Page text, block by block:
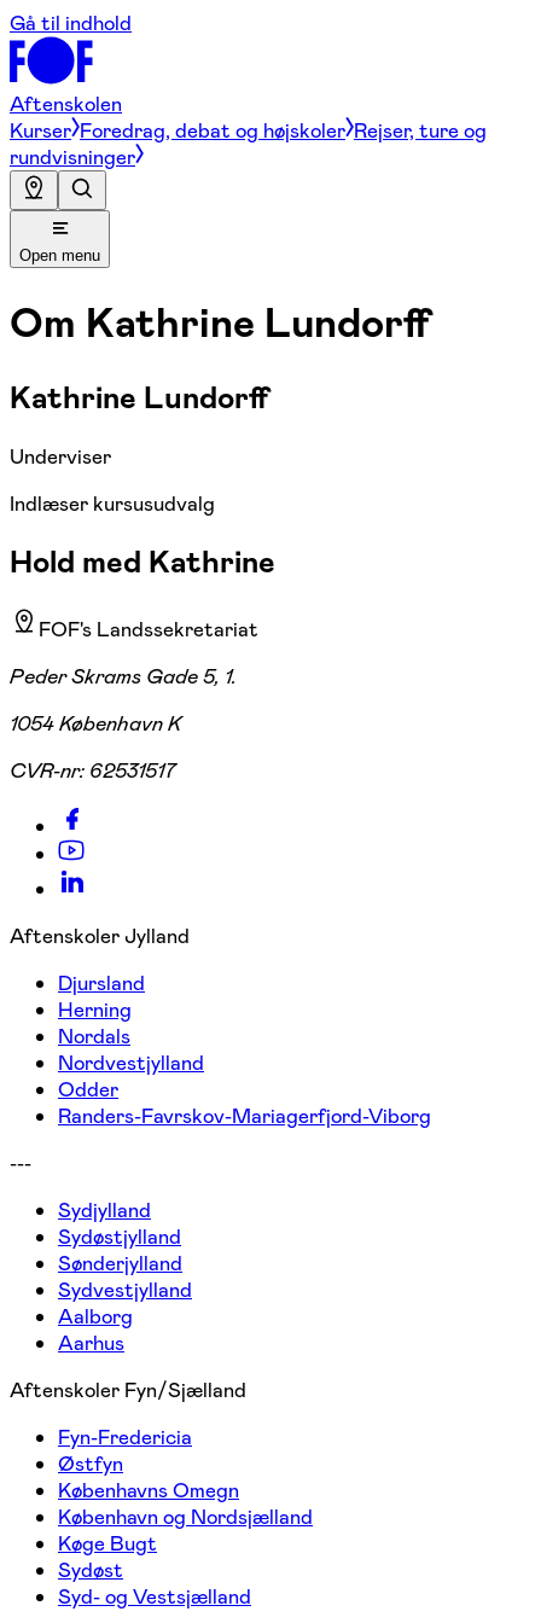
Gå til indhold
Aftenskolen
Kurser Foredrag, debat og højskoler Rejser, ture og
rundvisninger
Open menu
Om Kathrine Lundorff
Kathrine Lundorff
Underviser
Indlæser kursusudvalg
Hold med Kathrine
FOF's Landssekretariat
Peder Skrams Gade 5, 1.
1054 København K
CVR-nr: 62531517
Aftenskoler Jylland
Djursland
Herning
Nordals
Nordvestjylland
Odder
Randers-Favrskov-Mariagerfjord-Viborg
---
Sydjylland
Sydøstjylland
Sønderjylland
Sydvestjylland
Aalborg
Aarhus
Aftenskoler Fyn/Sjælland
Fyn-Fredericia
Østfyn
Københavns Omegn
København og Nordsjælland
Køge Bugt
Sydøst
Syd- og Vestsjælland